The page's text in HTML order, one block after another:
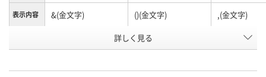
表示内容 &(金文字) ()(金文字) ,(金文字)
AW76514 AW78412
詳しく見る